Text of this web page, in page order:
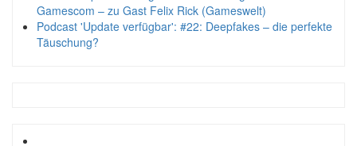
Gamescom – zu Gast Felix Rick (Gameswelt)
Podcast 'Update verfügbar': #22: Deepfakes – die perfekte
Täuschung?